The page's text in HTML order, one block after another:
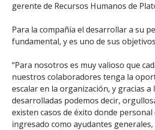
gerente de Recursos Humanos de
Para la compañía el desarrollar a su
fundamental, y es uno de sus
“Para nosotros es muy valioso que
nuestros colaboradores tenga la
escalar en la organización, y gracias a
desarrolladas podemos decir,
existen casos de éxito donde personal
ingresado como ayudantes